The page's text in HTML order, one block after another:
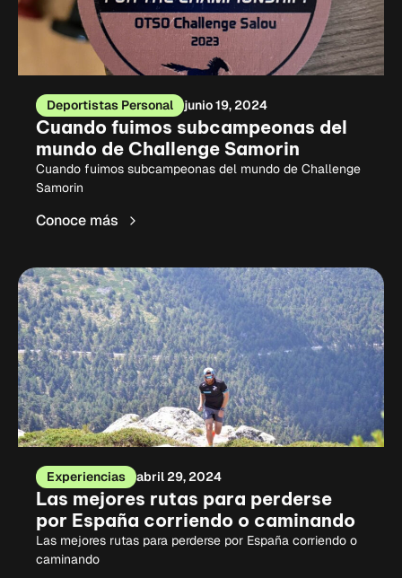
Deportistas Personal junio 19, 2024
Cuando fuimos subcampeonas del
mundo de Challenge Samorin
Cuando fuimos subcampeonas del mundo de Challenge
Samorin
Conoce más
Experiencias abril 29, 2024
Las mejores rutas para perderse
por España corriendo o caminando
Las mejores rutas para perderse por España corriendo o
caminando